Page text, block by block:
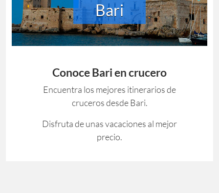
Bari
Conoce Bari en crucero
Encuentra los mejores itinerarios de
cruceros desde Bari.
Disfruta de unas vacaciones al mejor
precio.